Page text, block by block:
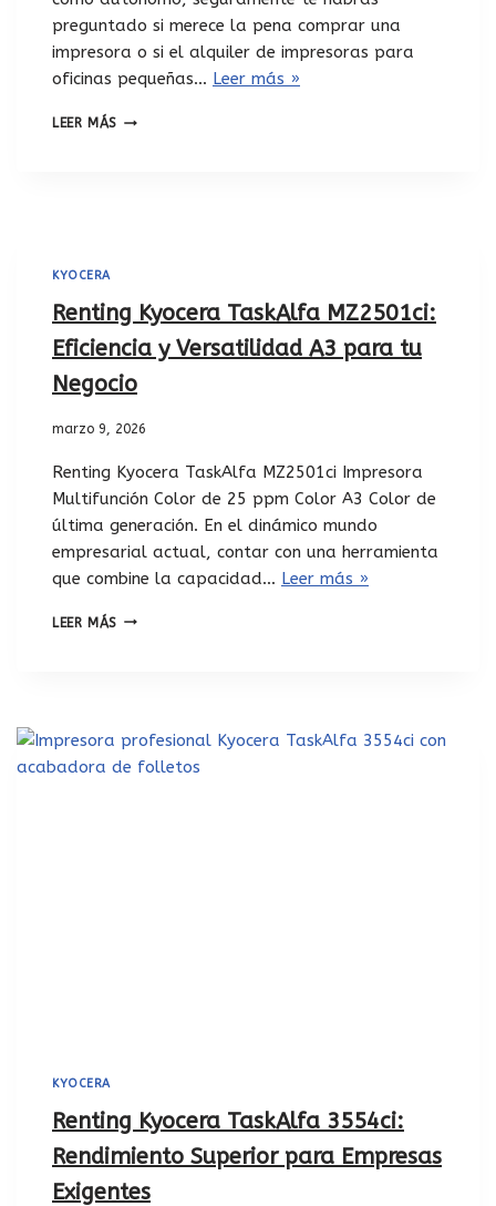
preguntado si merece la pena comprar una
impresora o si el alquiler de impresoras para
oficinas pequeñas… Leer más »
LEER MÁS
KYOCERA
Renting Kyocera TaskAlfa MZ2501ci:
Eficiencia y Versatilidad A3 para tu
Negocio
marzo 9, 2026
Renting Kyocera TaskAlfa MZ2501ci Impresora
Multifunción Color de 25 ppm Color A3 Color de
última generación. En el dinámico mundo
empresarial actual, contar con una herramienta
que combine la capacidad… Leer más »
LEER MÁS
KYOCERA
Renting Kyocera TaskAlfa 3554ci:
Rendimiento Superior para Empresas
Exigentes